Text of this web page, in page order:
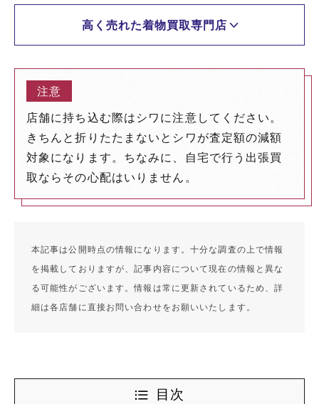
高く売れた着物買取専門店
店舗に持ち込む際はシワに注意してください。
きちんと折りたたまないとシワが査定額の減額
対象になります。ちなみに、自宅で行う出張買
取ならその心配はいりません。
本記事は公開時点の情報になります。十分な調査の上で情報
を掲載しておりますが、記事内容について現在の情報と異な
る可能性がございます。情報は常に更新されているため、詳
細は各店舗に直接お問い合わせをお願いいたします。
目次